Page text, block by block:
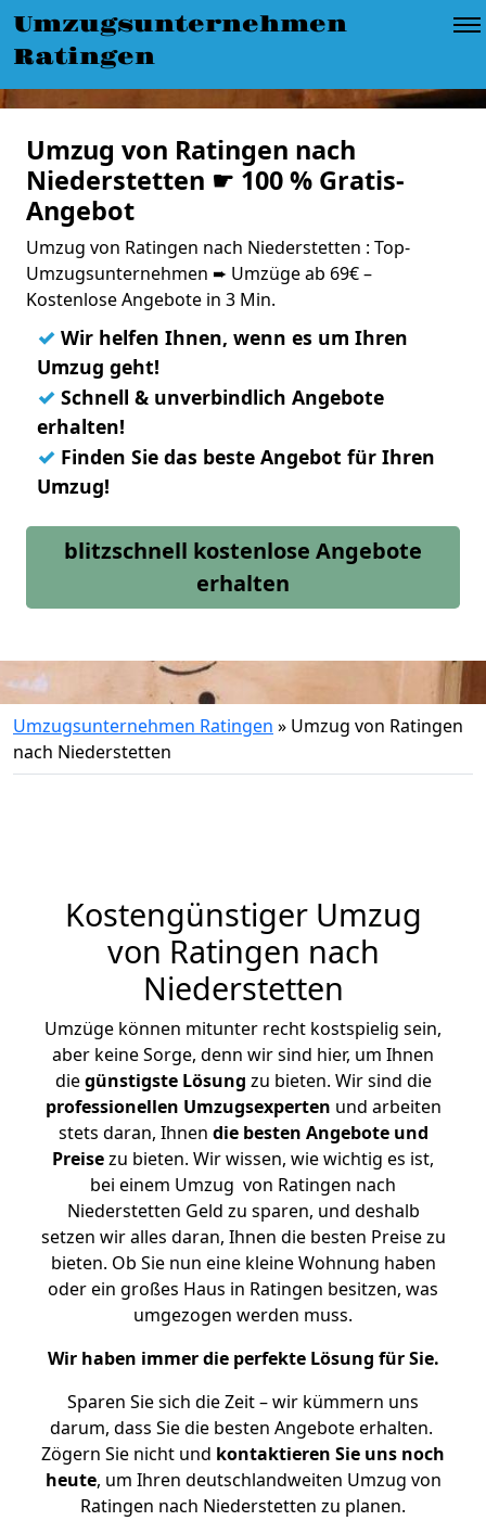
Umzugsunternehmen
Ratingen
Umzug von Ratingen nach
Niederstetten ☛ 100 % Gratis-
Angebot
Umzug von Ratingen nach Niederstetten : Top-
Umzugsunternehmen ➨ Umzüge ab 69€ –
Kostenlose Angebote in 3 Min.
✓ Wir helfen Ihnen, wenn es um Ihren
Umzug geht!
✓ Schnell & unverbindlich Angebote
erhalten!
✓ Finden Sie das beste Angebot für Ihren
Umzug!
blitzschnell kostenlose Angebote
erhalten
Umzugsunternehmen Ratingen » Umzug von Ratingen
nach Niederstetten
Kostengünstiger Umzug
von Ratingen nach
Niederstetten
Umzüge können mitunter recht kostspielig sein,
aber keine Sorge, denn wir sind hier, um Ihnen
diegünstigste Lösung zu bieten. Wir sind die
professionellen Umzugsexperten und arbeiten
stets daran, Ihnen die besten Angebote und
Preisezu bieten. Wir wissen, wie wichtig es ist,
bei einem Umzug von Ratingen nach
Niederstetten Geld zu sparen, und deshalb
setzen wir alles daran, Ihnen die besten Preise zu
bieten. Ob Sie nun eine kleine Wohnung haben
oder ein großes Haus in Ratingen besitzen, was
umgezogen werden muss.
Wir haben immer die perfekte Lösung für Sie.
Sparen Sie sich die Zeit – wir kümmern uns
darum, dass Sie die besten Angebote erhalten.
Zögern Sie nicht und kontaktieren Sie uns noch
heute, um Ihren deutschlandweiten Umzug von
Ratingen nach Niederstetten zu planen.